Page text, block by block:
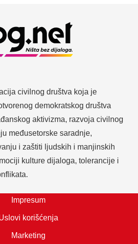
civilnog društva koja je
demokratskog društva
aktivizma, razvoja civilnog
međusetorske saradnje,
i zaštiti ljudskih i manjinskih
kulture dijaloga, tolerancije i
Impresum
korišćenja
Marketing